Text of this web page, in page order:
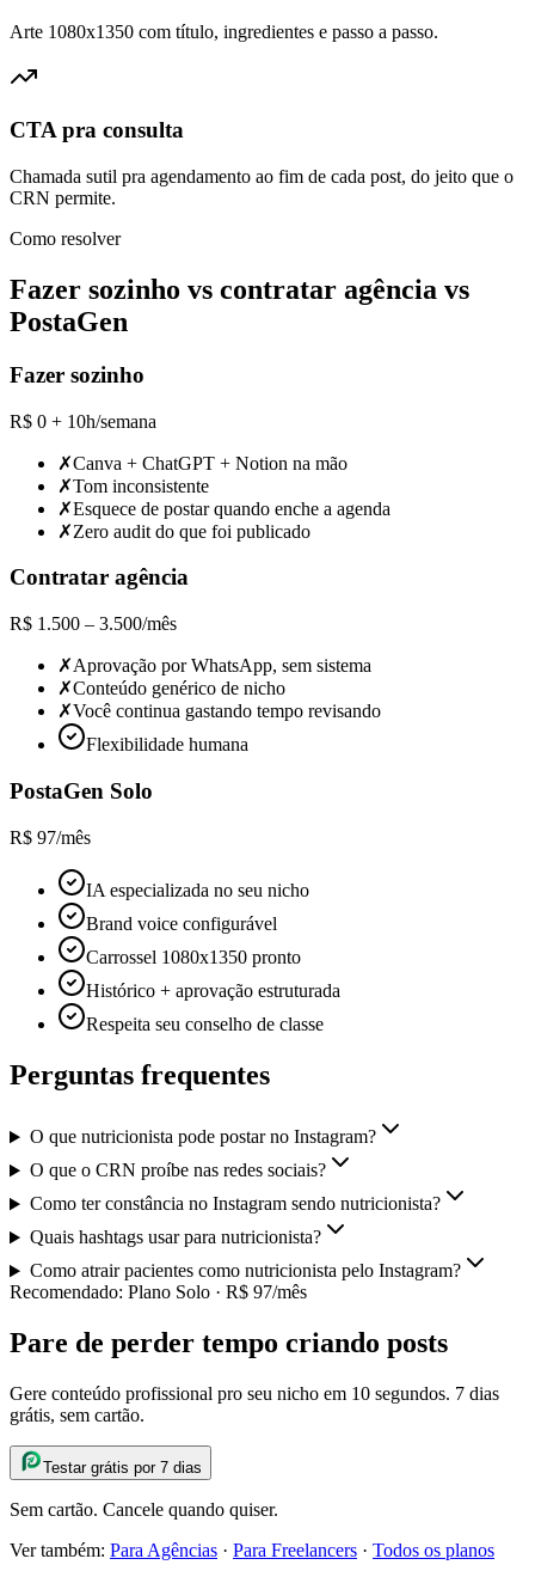
Arte 1080x1350 com título, ingredientes e passo a passo.
CTA pra consulta
Chamada sutil pra agendamento ao fim de cada post, do jeito que o
CRN permite.
Como resolver
Fazer sozinho vs contratar agência vs
PostaGen
Fazer sozinho
R$ 0 + 10h/semana
✗Canva + ChatGPT + Notion na mão
✗Tom inconsistente
✗Esquece de postar quando enche a agenda
✗Zero audit do que foi publicado
Contratar agência
R$ 1.500 – 3.500/mês
✗Aprovação por WhatsApp, sem sistema
✗Conteúdo genérico de nicho
✗Você continua gastando tempo revisando
Flexibilidade humana
PostaGen Solo
R$ 97/mês
IA especializada no seu nicho
Brand voice configurável
Carrossel 1080x1350 pronto
Histórico + aprovação estruturada
Respeita seu conselho de classe
Perguntas frequentes
O que nutricionista pode postar no Instagram?
O que o CRN proíbe nas redes sociais?
Como ter constância no Instagram sendo nutricionista?
Quais hashtags usar para nutricionista?
Como atrair pacientes como nutricionista pelo Instagram?
Recomendado: Plano Solo · R$ 97/mês
Pare de perder tempo criando posts
Gere conteúdo profissional pro seu nicho em 10 segundos. 7 dias
grátis, sem cartão.
Testar grátis por 7 dias
Sem cartão. Cancele quando quiser.
Ver também: Para Agências · Para Freelancers · Todos os planos